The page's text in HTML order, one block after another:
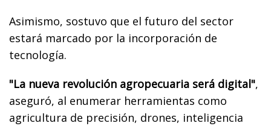
Asimismo, sostuvo que el futuro del sector
estará marcado por la incorporación de
tecnología.
"La nueva revolución agropecuaria será digital",
aseguró, al enumerar herramientas como
agricultura de precisión, drones, inteligencia